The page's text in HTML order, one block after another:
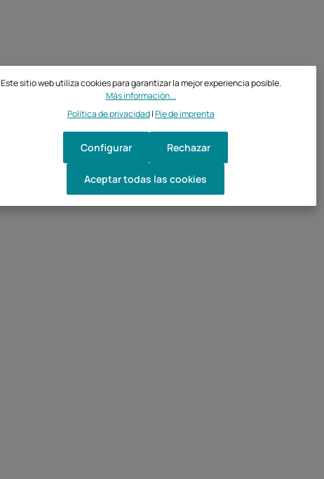
Este sitio web utiliza cookies para garantizar la mejor experiencia posible.
Más información...
Política de privacidad|Pie de imprenta
Rechazar
Configurar
Aceptar todas las cookies